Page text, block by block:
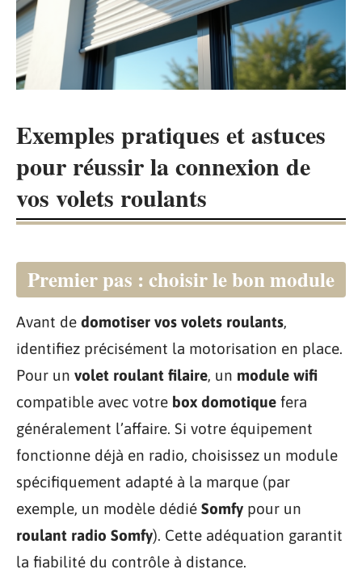
Exemples pratiques et astuces
pour réussir la connexion de
vos volets roulants
Premier pas : choisir le bon module
Avant de domotiser vos volets roulants,
identifiez précisément la motorisation en place.
Pour un volet roulant filaire, un module wifi
compatible avec votre box domotique fera
généralement l’affaire. Si votre équipement
fonctionne déjà en radio, choisissez un module
spécifiquement adapté à la marque (par
exemple, un modèle dédié Somfy pour un
roulant radio Somfy). Cette adéquation garantit
la fiabilité du contrôle à distance.